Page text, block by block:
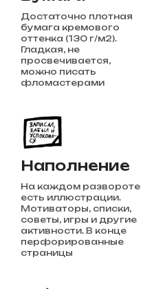
Достаточно плотная
бумага кремового
оттенка (130 г/м2).
Гладкая, не
просвечивается,
можно писать
фломастерами
Наполнение
На каждом развороте
есть иллюстрации.
Мотиваторы, списки,
советы, игры и другие
активности. В конце
перфорированные
страницы